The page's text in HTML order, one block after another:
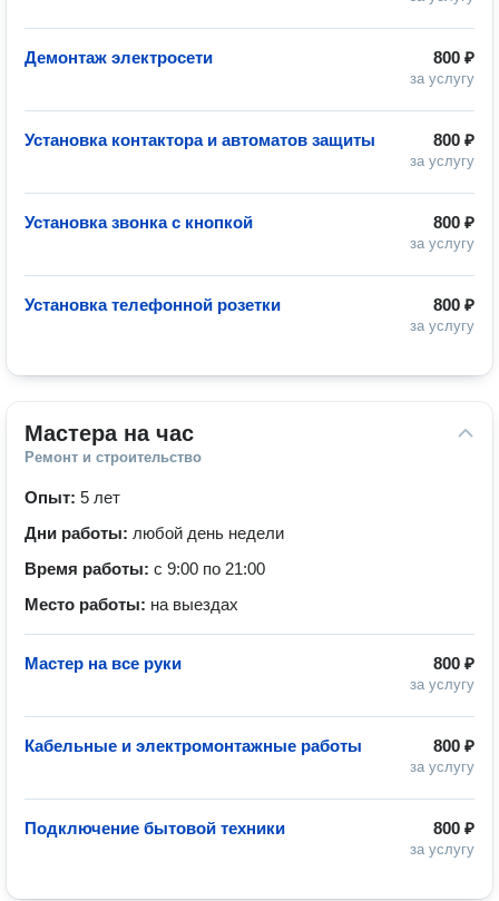
800 ₽
за услугу
Демонтаж электросети
800 ₽
за услугу
Установка контактора и автоматов защиты
800 ₽
за услугу
Установка звонка с кнопкой
800 ₽
за услугу
Установка телефонной розетки
Мастера на час
Ремонт и строительство
Опыт: 5 лет
Дни работы: любой день недели
Время работы: с 9:00 по 21:00
Место работы: на выездах
800 ₽
за услугу
Мастер на все руки
800 ₽
за услугу
Кабельные и электромонтажные работы
800 ₽
за услугу
Подключение бытовой техники